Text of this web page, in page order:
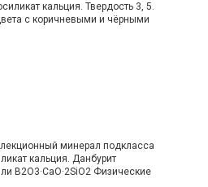
кальция. Твердость 3, 5.
с коричневыми и чёрными
минерал подкласса
кальция. Данбурит
B2O3·CaO·2SiO2 Физические